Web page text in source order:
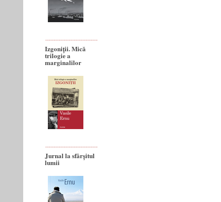
Izgoniții. Mică
trilogie a
marginalilor
Jurnal la sfârșitul
lumii